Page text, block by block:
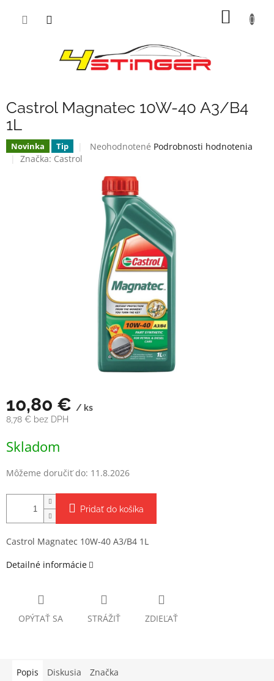
Castrol Magnatec 10W-40 A3/B4
1L
Novinka Tip
Priemerné
hviezdičiek.
Neohodnotené Podrobnosti hodnotenia
Značka: Castrol
10,80 € / ks
8,78 € bez DPH
cena:
Skladom
Môžeme doručiť do: 11.8.2026
Pridať do košíka
Castrol Magnatec 10W-40 A3/B4 1L
Detailné informácie
OPÝTAŤ SA STRÁŽIŤ ZDIEĽAŤ
Popis Diskusia Značka